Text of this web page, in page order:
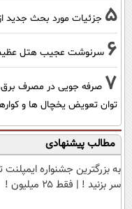
5 جزئیات مورد بحث
6 سرنوشت عجیب هتل عظیم
7 صرفه جویی در مصرف
توان تعویض یخچال ها و
مطالب پیشنهادی
به بزرگترین جشنواره ایمپلنت
سر بزنید ! | فقط ۲۵ میلیون !